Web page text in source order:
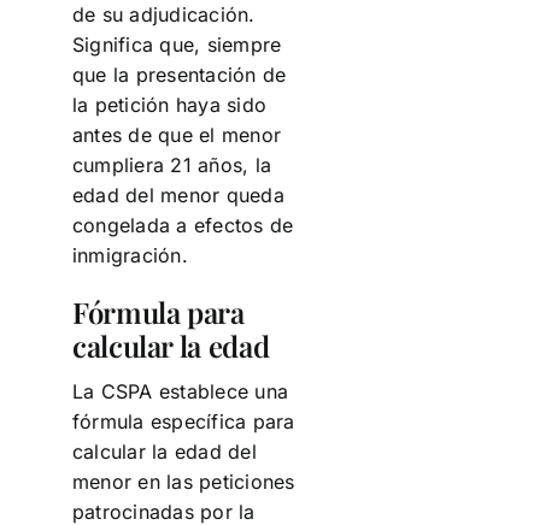
de su adjudicación.
Significa que, siempre
que la presentación de
la petición haya sido
antes de que el menor
cumpliera 21 años, la
edad del menor queda
congelada a efectos de
inmigración.
Fórmula para
calcular la edad
La CSPA establece una
fórmula específica para
calcular la edad del
menor en las peticiones
patrocinadas por la